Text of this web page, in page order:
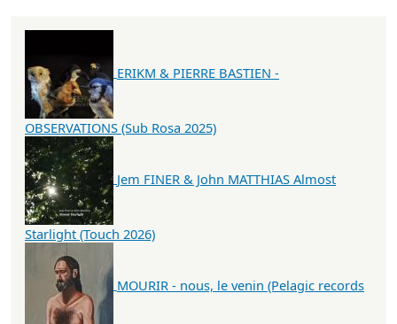
ERIKM & PIERRE BASTIEN -
OBSERVATIONS (Sub Rosa 2025)
Jem FINER & John MATTHIAS Almost
Starlight (Touch 2026)
MOURIR - nous, le venin (Pelagic records